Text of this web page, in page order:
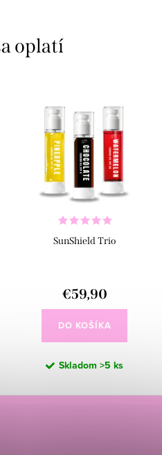
oplatí
SunShield Trio
€59,90
DO KOŠÍKA
Skladom >5 ks